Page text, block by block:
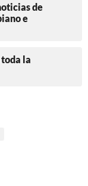
de
e
toda la